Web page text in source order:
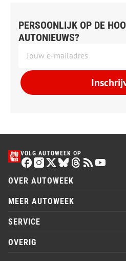
PERSOONLIJK OP DE
AUTONIEUWS?
VOLG AUTOWEEK OP
OVER AUTOWEEK
MEER AUTOWEEK
SERVICE
OVERIG